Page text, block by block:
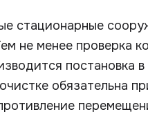
стационарные
не менее проверка
постановка в
обязательна